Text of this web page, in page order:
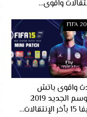
واقوى…
FIFA
واقوى باتش
الموسم الجديد 2019